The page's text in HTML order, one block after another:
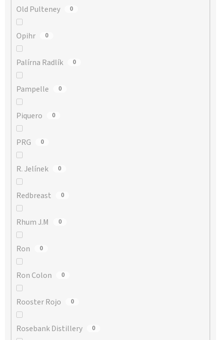
Old Pulteney 0
Opihr 0
Palírna Radlík 0
Pampelle 0
Piquero 0
PRG 0
R. Jelínek 0
Redbreast 0
Rhum J.M 0
Ron 0
Ron Colon 0
Rooster Rojo 0
Rosebank Distillery 0